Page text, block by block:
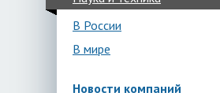
В России
В мире
Новости компаний